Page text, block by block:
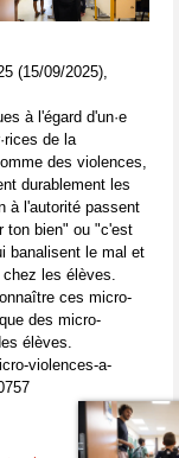
(15/09/2025),
à l'égard d'un·e
de la
des violences,
durablement les
à l'autorité passent
ton bien" ou "c'est
banalisent le mal et
les élèves.
ces micro-
des micro-
élèves.
violences-a-